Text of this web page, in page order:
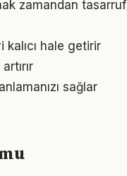
zamandan tasarruf
hale getirir
sağlar